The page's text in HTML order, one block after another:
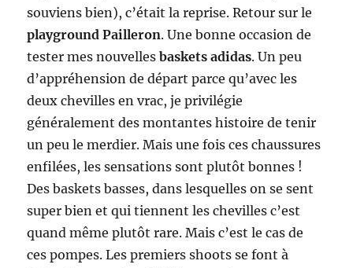
souviens bien), c’était la reprise. Retour sur le
playground Pailleron. Une bonne occasion de
tester mes nouvellesbaskets adidas. Un peu
d’appréhension de départ parce qu’avec les
deux chevilles en vrac, je privilégie
généralement des montantes histoire de tenir
un peu le merdier. Mais une fois ces chaussures
enfilées, les sensations sont plutôt bonnes !
Des baskets basses, dans lesquelles on se sent
super bien et qui tiennent les chevilles c’est
quand même plutôt rare. Mais c’est le cas de
ces pompes. Les premiers shoots se font à